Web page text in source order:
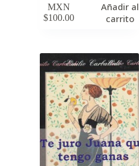
MXN
$100.00
Añadir al
carrito